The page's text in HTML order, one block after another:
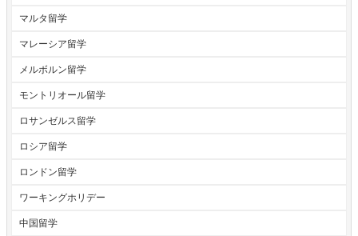
マルタ留学
マレーシア留学
メルボルン留学
モントリオール留学
ロサンゼルス留学
ロシア留学
ロンドン留学
ワーキングホリデー
中国留学